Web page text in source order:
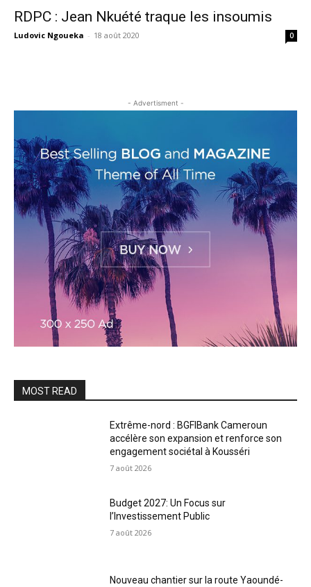
RDPC : Jean Nkuété traque les insoumis
Ludovic Ngoueka - 18 août 2020 0
- Advertisment -
MOST READ
Extrême-nord : BGFIBank Cameroun
accélère son expansion et renforce son
engagement sociétal à Kousséri
7 août 2026
Budget 2027: Un Focus sur
l’Investissement Public
7 août 2026
Nouveau chantier sur la route Yaoundé-